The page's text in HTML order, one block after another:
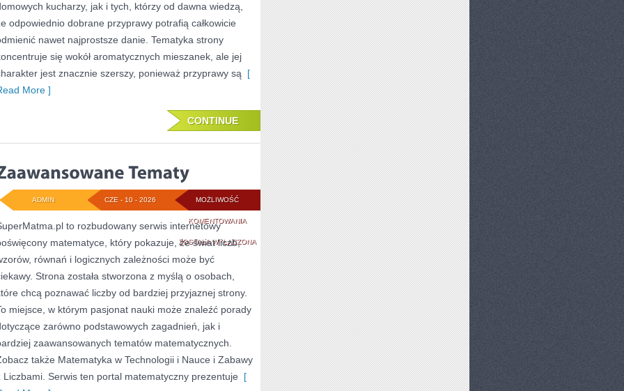
kucharzy, jak i tych, którzy od dawna wiedzą,
odpowiednio dobrane przyprawy potrafią całkowicie
nawet najprostsze danie. Tematyka strony
się wokół aromatycznych mieszanek, ale jej
jest znacznie szerszy, ponieważ przyprawy są [
More ]
CONTINUE
MOŻLIWOŚĆ
KOMENTOWANIAZAAWANSOWANE
TEMATY
ZOSTAŁA WYŁĄCZONA
CZE - 10 - 2026
ADMIN
to rozbudowany serwis internetowy
matematyce, który pokazuje, że świat liczb,
równań i logicznych zależności może być
Strona została stworzona z myślą o osobach,
chcą poznawać liczby od bardziej przyjaznej strony.
miejsce, w którym pasjonat nauki może znaleźć porady
zarówno podstawowych zagadnień, jak i
zaawansowanych tematów matematycznych.
także Matematyka w Technologii i Nauce i Zabawy
Liczbami. Serwis ten portal matematyczny prezentuje [